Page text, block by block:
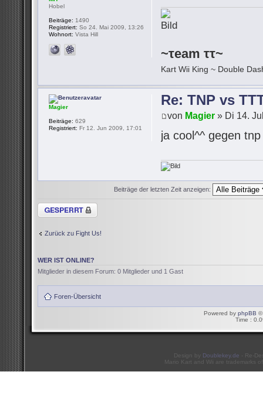
~τeam ττ~
Kart Wii King ~ Double
Hobel
Beiträge: 1490
Registriert: So 24. Mai 2009, 13:26
Wohnort: Vista Hill
Re: TNP vs
von Magier » Di 14.
ja cool^^ gegen
Magier
Beiträge: 629
Registriert: Fr 12. Jun 2009, 17:01
Beiträge der letzten Zeit anzeigen:
Thema gesperrt
Zurück zu Fight Us!
WER IST ONLINE?
Mitglieder in diesem Forum: 0 Mitglieder und 1 Gast
Foren-Übersicht
Powered by phpBB ©
Time :
Design by Doublekey.de - Re-
Mario Kart and Wii are trademarks